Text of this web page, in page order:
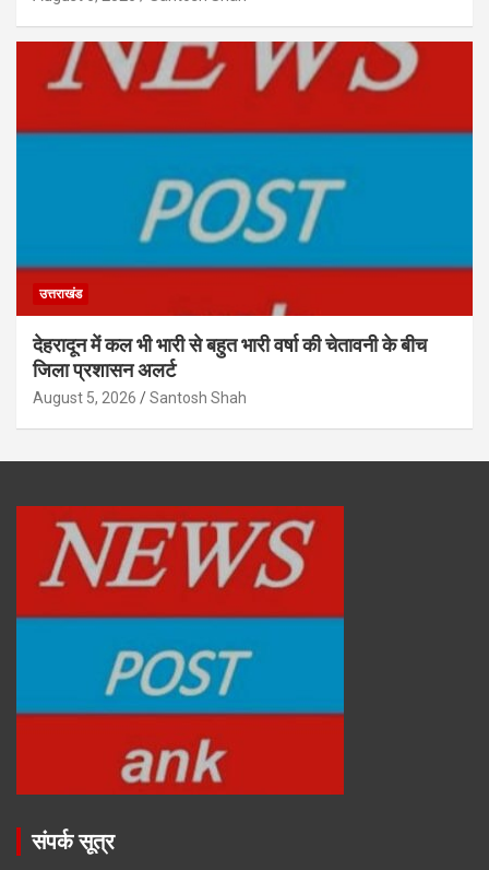
उत्तराखंड
देहरादून में कल भी भारी से बहुत भारी वर्षा की चेतावनी के बीच
जिला प्रशासन अलर्ट
August 5, 2026 Santosh Shah
संपर्क सूत्र